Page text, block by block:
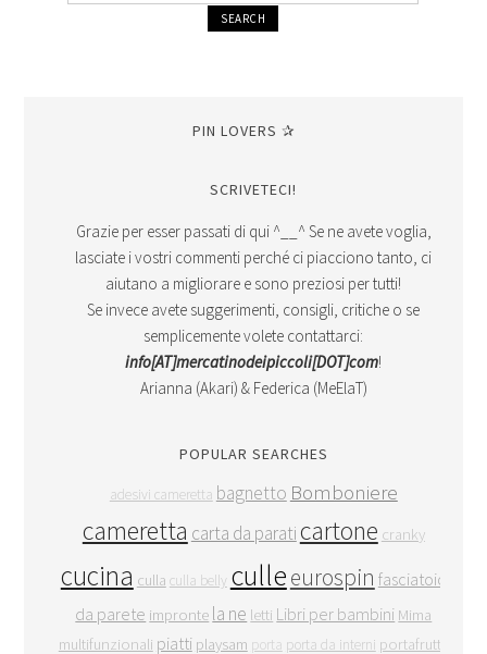
PIN LOVERS ✰
SCRIVETECI!
Grazie per esser passati di qui ^__^ Se ne avete voglia,
lasciate i vostri commenti perché ci piacciono tanto, ci
aiutano a migliorare e sono preziosi per tutti!
Se invece avete suggerimenti, consigli, critiche o se
semplicemente volete contattarci:
info[AT]mercatinodeipiccoli[DOT]com!
Arianna (Akari) & Federica (MeElaT)
POPULAR SEARCHES
adesivi cameretta bagnetto Bomboniere
cameretta carta da parati cartone cranky
cucina culla culla belly culleeurospin fasciatoio
da parete impronte la ne letti Libri per bambini Mima
multifunzionali piatti playsam porta porta da interni portafrutta